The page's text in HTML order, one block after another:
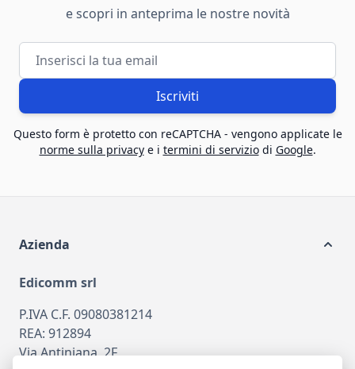
e scopri in anteprima le nostre novità
Indirizzo email
Iscriviti
Questo form è protetto con reCAPTCHA - vengono applicate le
norme sulla privacye i termini di serviziodi Google.
Azienda
Edicomm srl
P.IVA C.F. 09080381214
REA: 912894
Via Antiniana, 2F